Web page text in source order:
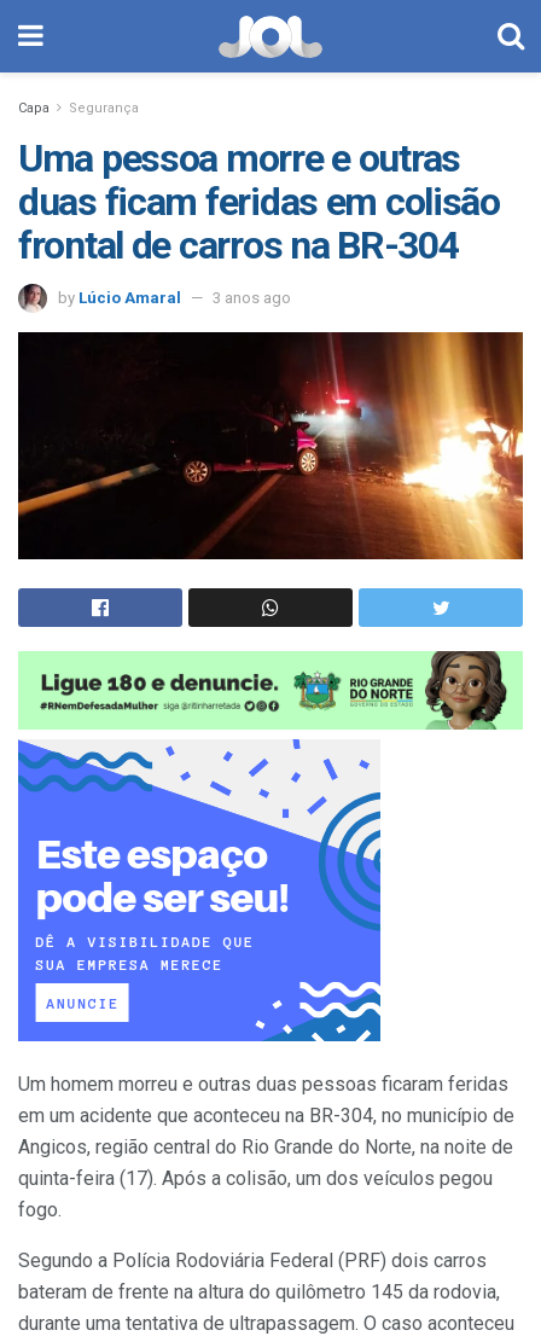
Capa Segurança
Uma pessoa morre e outras
duas ficam feridas em colisão
frontal de carros na BR-304
by Lúcio Amaral 3 anos ago
Um homem morreu e outras duas pessoas ficaram feridas
em um acidente que aconteceu na BR-304, no município de
Angicos, região central do Rio Grande do Norte, na noite de
quinta-feira (17). Após a colisão, um dos veículos pegou
fogo.
Segundo a Polícia Rodoviária Federal (PRF) dois carros
bateram de frente na altura do quilômetro 145 da rodovia,
durante uma tentativa de ultrapassagem. O caso aconteceu